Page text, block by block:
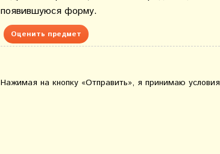
появившуюся форму.
Оценить предмет
Нажимая на кнопку «Отправить», я принимаю условия